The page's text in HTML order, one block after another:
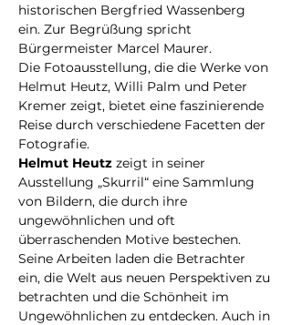
historischen Bergfried Wassenberg
ein. Zur Begrüßung spricht
Bürgermeister Marcel Maurer.
Die Fotoausstellung, die die Werke von
Helmut Heutz, Willi Palm und Peter
Kremer zeigt, bietet eine faszinierende
Reise durch verschiedene Facetten der
Fotografie.
Helmut Heutz zeigt in seiner
Ausstellung „Skurril“ eine Sammlung
von Bildern, die durch ihre
ungewöhnlichen und oft
überraschenden Motive bestechen.
Seine Arbeiten laden die Betrachter
ein, die Welt aus neuen Perspektiven zu
betrachten und die Schönheit im
Ungewöhnlichen zu entdecken. Auch in